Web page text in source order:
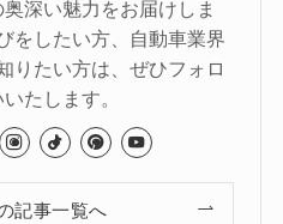
深い魅力をお届けしま
をしたい方、自動車業界
りたい方は、ぜひフォロ
たします。
記事一覧へ